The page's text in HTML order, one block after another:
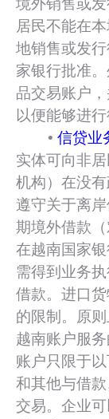
境外销售或
居民不能在
地销售或发
家银行批准
品交易账户
以便能够进行
• 信贷业
实体可向非
机构）在没
遵守关于离
期境外借款
在越南国家
需得到业务
借款。进口
的限制。原
越南账户服
账户只限于
和其他与借
交易。企业